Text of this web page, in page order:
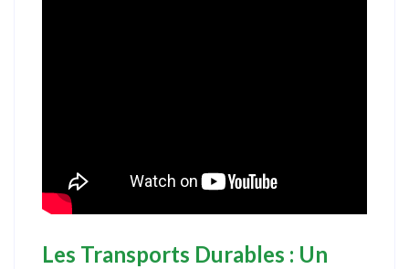
Les Transports Durables : Un